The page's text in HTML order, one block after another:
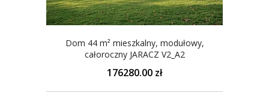
Dom 44 m² mieszkalny, modułowy,
całoroczny JARACZ V2_A2
176280.00 zł